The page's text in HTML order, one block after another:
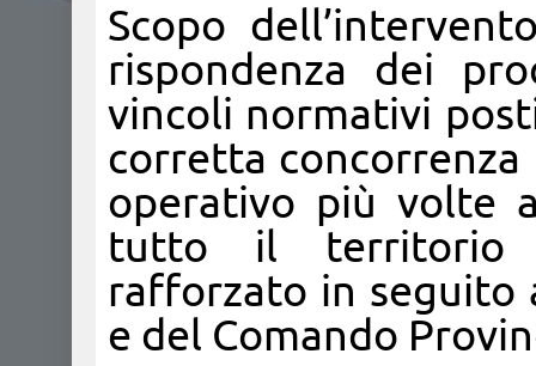
Scopo
rispondenza dei
vincoli normativi
corretta
operativo più volte
tutto il territorio
rafforzato in
e del Comando